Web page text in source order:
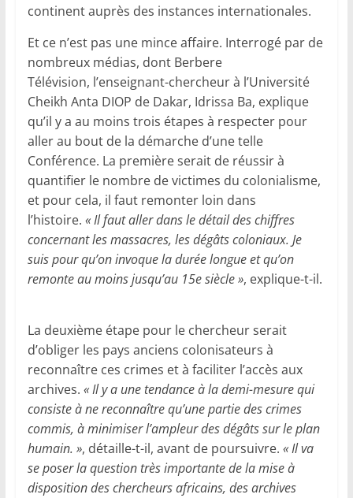
continent auprès des instances internationales.
Et ce n’est pas une mince affaire. Interrogé par de
nombreux médias, dont Berbere
Télévision, l’enseignant-chercheur à l’Université
Cheikh Anta DIOP de Dakar, Idrissa Ba, explique
qu’il y a au moins trois étapes à respecter pour
aller au bout de la démarche d’une telle
Conférence. La première serait de réussir à
quantifier le nombre de victimes du colonialisme,
et pour cela, il faut remonter loin dans
l’histoire. « Il faut aller dans le détail des chiffres
concernant les massacres, les dégâts coloniaux. Je
suis pour qu’on invoque la durée longue et qu’on
remonte au moins jusqu’au 15e siècle », explique-t-il.
La deuxième étape pour le chercheur serait
d’obliger les pays anciens colonisateurs à
reconnaître ces crimes et à faciliter l’accès aux
archives. « Il y a une tendance à la demi-mesure qui
consiste à ne reconnaître qu’une partie des crimes
commis, à minimiser l’ampleur des dégâts sur le plan
humain. », détaille-t-il, avant de poursuivre. « Il va
se poser la question très importante de la mise à
disposition des chercheurs africains, des archives